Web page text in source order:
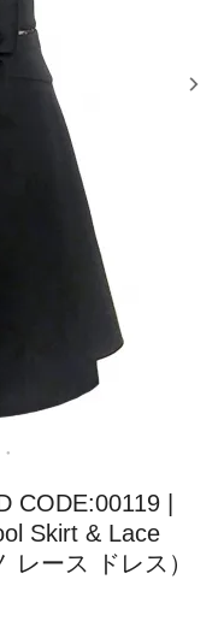
CODE:00119 |
Skirt & Lace
レース ドレス）